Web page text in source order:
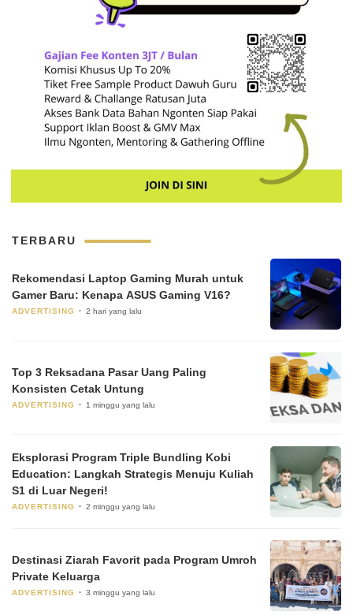
TERBARU
Rekomendasi Laptop Gaming Murah untuk
Gamer Baru: Kenapa ASUS Gaming V16?
ADVERTISING 2 hari yang lalu
Top 3 Reksadana Pasar Uang Paling
Konsisten Cetak Untung
ADVERTISING 1 minggu yang lalu
Eksplorasi Program Triple Bundling Kobi
Education: Langkah Strategis Menuju Kuliah
S1 di Luar Negeri!
ADVERTISING 2 minggu yang lalu
Destinasi Ziarah Favorit pada Program Umroh
Private Keluarga
ADVERTISING 3 minggu yang lalu